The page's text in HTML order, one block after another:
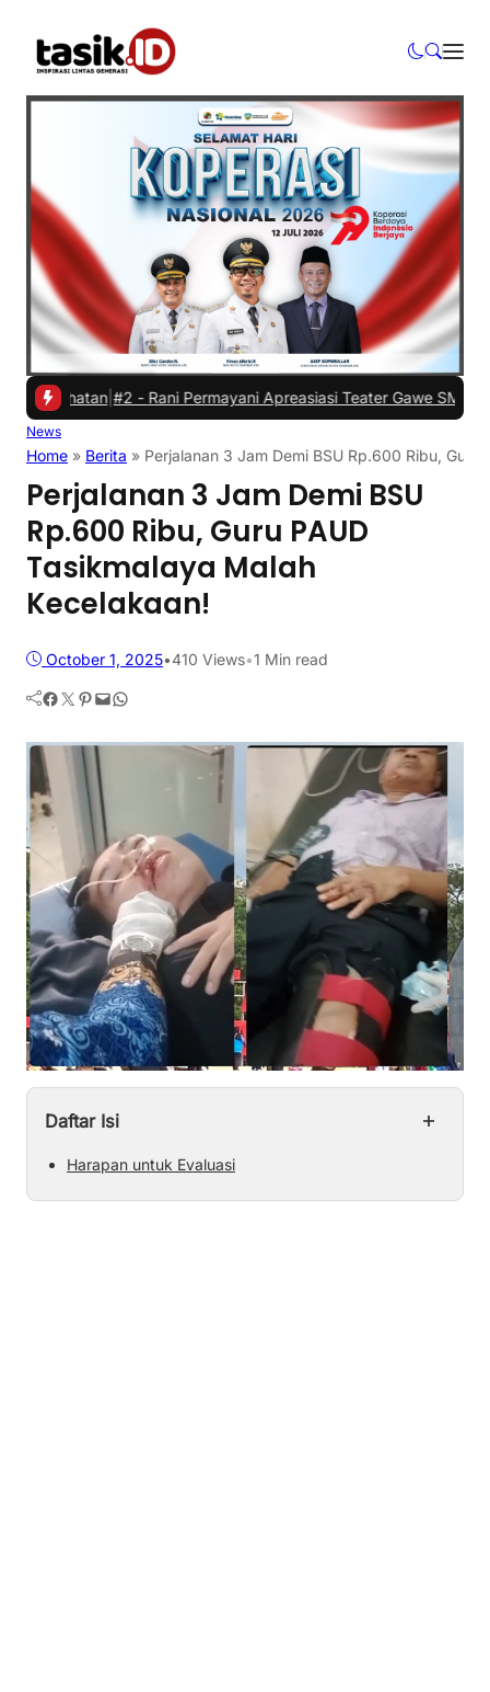
| #2 -Rani Permayani Apreasiasi Teater Gawe SMKN 3
News
Home » Berita » Perjalanan 3 Jam Demi BSU Rp.600 Ribu, Guru
Perjalanan 3 Jam Demi BSU
Rp.600 Ribu, Guru PAUD
Tasikmalaya Malah
Kecelakaan!
October 1, 2025•410 Views•1 Min read
Facebook Twitter Pinterest Mail WhatsApp
Daftar Isi +
Harapan untuk Evaluasi